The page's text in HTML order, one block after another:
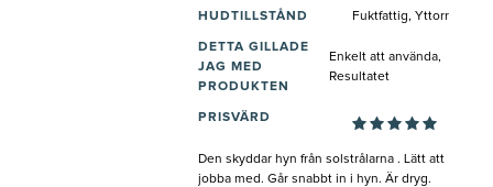
HUDTILLSTÅND Fuktfattig, Yttorr
DETTA GILLADE
JAG MED
PRODUKTEN
Enkelt att använda,
Resultatet
PRISVÄRD
Den skyddar hyn från solstrålarna . Lätt att
jobba med. Går snabbt in i hyn. Är dryg.